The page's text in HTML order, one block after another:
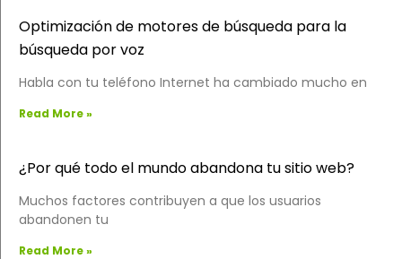
Optimización de motores de búsqueda para la
búsqueda por voz
Habla con tu teléfono Internet ha cambiado mucho en
Read More »
¿Por qué todo el mundo abandona tu sitio web?
Muchos factores contribuyen a que los usuarios
abandonen tu
Read More »